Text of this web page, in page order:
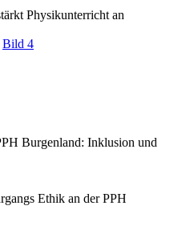
Physikunterricht an
Bild 4
Burgenland: Inklusion und
Ethik an der PPH